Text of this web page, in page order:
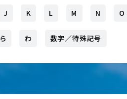
輸出入通関サービス
特殊貨物輸送サービス
ンダ
問い合わせ
見
見
J K L M N O
ら わ 数字／特殊記号